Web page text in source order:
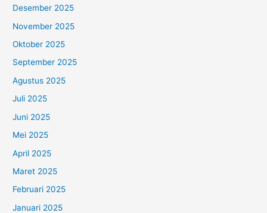
Desember 2025
November 2025
Oktober 2025
September 2025
Agustus 2025
Juli 2025
Juni 2025
Mei 2025
April 2025
Maret 2025
Februari 2025
Januari 2025